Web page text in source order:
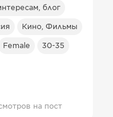
блог
Кино, Фильмы
Female 30-35
на пост